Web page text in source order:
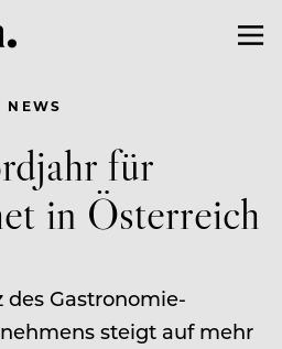
NEWS
für
in Österreich
des Gastronomie-
steigt auf mehr